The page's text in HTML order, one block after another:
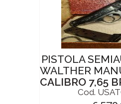
PISTOLA
WALTHER MANURHIN PP
CALIBRO 7,65
Cod.